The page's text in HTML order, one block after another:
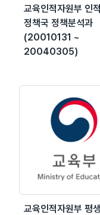
교육인적자원부 인
정책국 정책분석과
(20010131 ~
20040305)
교육인적자원부 평